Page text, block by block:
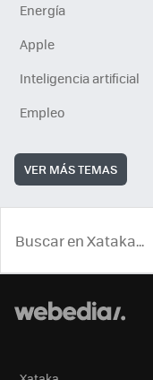
Energía
Apple
Inteligencia artificial
Empleo
VER MÁS TEMAS